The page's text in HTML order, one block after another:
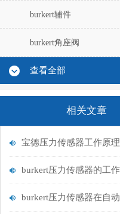
burkert辅件
burkert角座阀
查看全部
相关文章